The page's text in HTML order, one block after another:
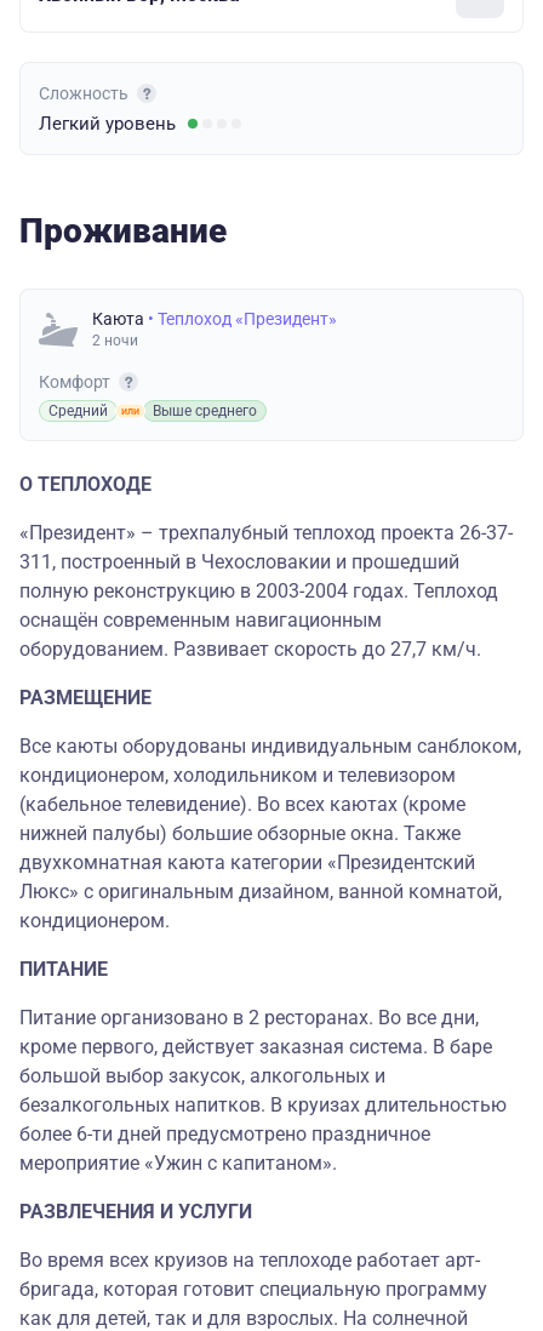
Сложность
Легкий уровень
Проживание
Каюта • Теплоход «Президент»
2 ночи
Комфорт
Средний Выше среднего
О ТЕПЛОХОДЕ
«Президент» – трехпалубный теплоход проекта 26-37-
311, построенный в Чехословакии и прошедший
полную реконструкцию в 2003-2004 годах. Теплоход
оснащён современным навигационным
оборудованием. Развивает скорость до 27,7 км/ч.
РАЗМЕЩЕНИЕ
Все каюты оборудованы индивидуальным санблоком,
кондиционером, холодильником и телевизором
(кабельное телевидение). Во всех каютах (кроме
нижней палубы) большие обзорные окна. Также
двухкомнатная каюта категории «Президентский
Люкс» с оригинальным дизайном, ванной комнатой,
кондиционером.
ПИТАНИЕ
Питание организовано в 2 ресторанах. Во все дни,
кроме первого, действует заказная система. В баре
большой выбор закусок, алкогольных и
безалкогольных напитков. В круизах длительностью
более 6-ти дней предусмотрено праздничное
мероприятие «Ужин с капитаном».
РАЗВЛЕЧЕНИЯ И УСЛУГИ
Во время всех круизов на теплоходе работает арт-
бригада, которая готовит специальную программу
как для детей, так и для взрослых. На солнечной